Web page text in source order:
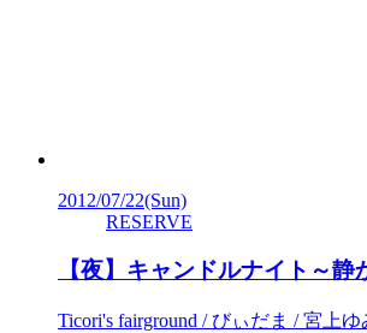
2012/07/22(Sun)
RESERVE
【夜】キャンドルナイト～静
Ticori's fairground / びぃだま / 宮上